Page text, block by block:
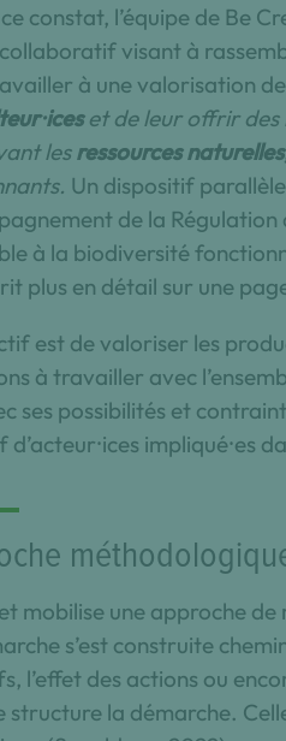
constat, l’équipe de Be
visant à
à une valorisation
et de leur offrir des
lesressources
Un dispositif
de la
à la biodiversité
plus en détail sur une
est de valoriser les
à travailler avec
ses possibilités et
d’acteur⸱ices impliqué⸱es
mobilise une approche
s’est construite
l’effet des actions ou
structure la démarche.